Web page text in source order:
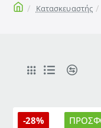
ΑΙ...
homeΚατασκευαστής
-28%